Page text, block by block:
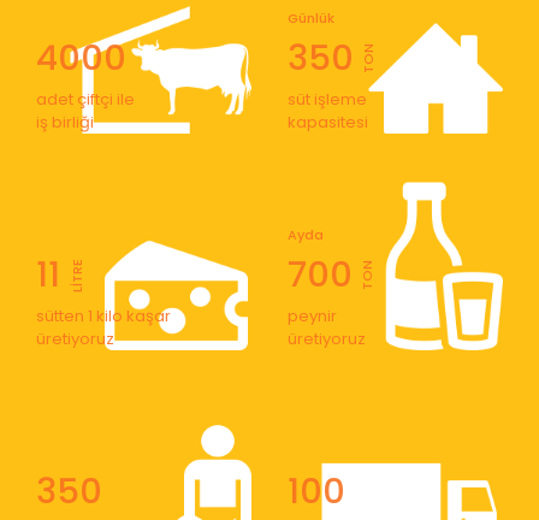
4000
adet çiftçi ile
iş birliği
350
Günlük
TON
süt işleme
kapasitesi
11 LİTRE
sütten 1 kilo kaşar
üretiyoruz
700
Ayda
TON
peynir
üretiyoruz
350 100